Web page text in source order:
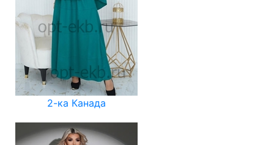
2-ка Канада